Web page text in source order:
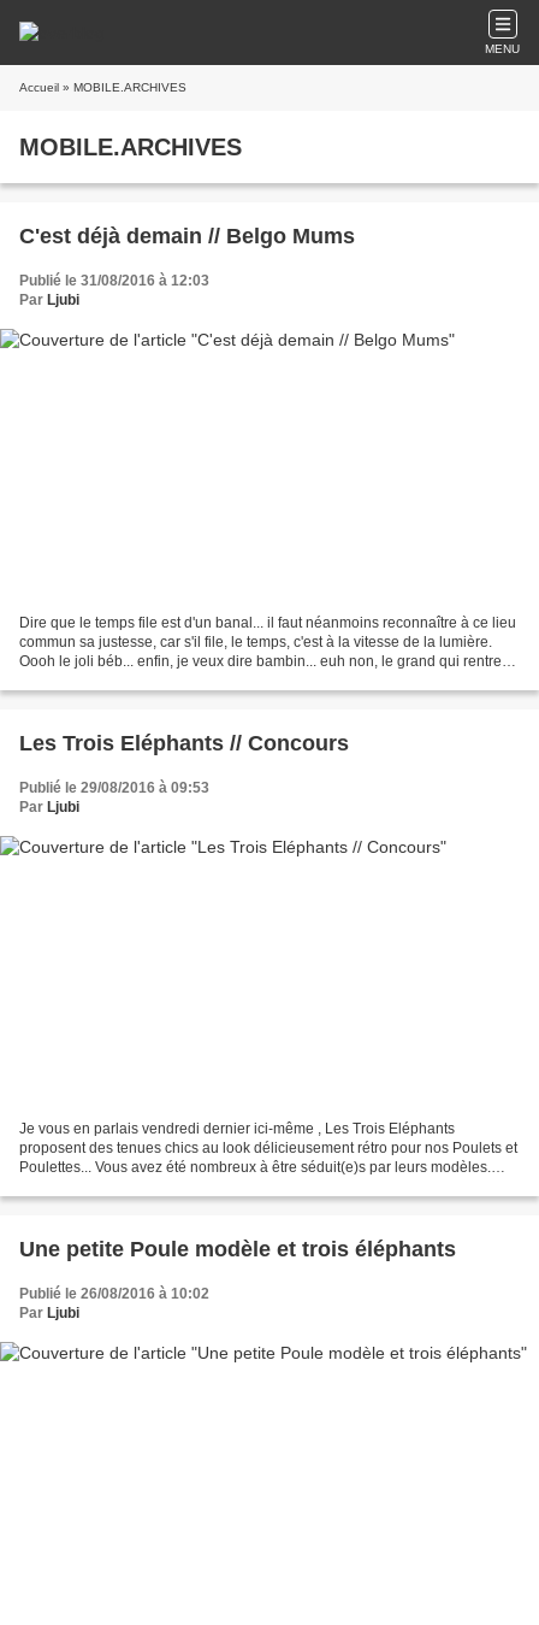
MENU
Accueil » MOBILE.ARCHIVES
MOBILE.ARCHIVES
C'est déjà demain // Belgo Mums
Publié le 31/08/2016 à 12:03
Par Ljubi
Dire que le temps file est d'un banal... il faut néanmoins reconnaître à ce lieu
commun sa justesse, car s'il file, le temps, c'est à la vitesse de la lumière.
Oooh le joli béb... enfin, je veux dire bambin... euh non, le grand qui rentre
Les Trois Eléphants // Concours
Publié le 29/08/2016 à 09:53
Par Ljubi
Je vous en parlais vendredi dernier ici-même , Les Trois Eléphants
proposent des tenues chics au look délicieusement rétro pour nos Poulets et
Poulettes... Vous avez été nombreux à être séduit(e)s par leurs modèles.
Une petite Poule modèle et trois éléphants
Publié le 26/08/2016 à 10:02
Par Ljubi